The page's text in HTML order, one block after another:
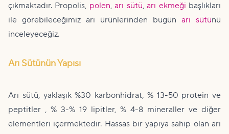
çıkmaktadır. Propolis, polen,arı sütü,arı ekmeği başlıkları
ile görebileceğimiz arı ürünlerinden bugün arı sütünü
inceleyeceğiz.
Arı Sütünün Yapısı
Arı sütü, yaklaşık %30 karbonhidrat, % 13-50 protein ve
peptitler , % 3-% 19 lipitler, % 4-8 mineraller ve diğer
elementleri içermektedir. Hassas bir yapıya sahip olan arı